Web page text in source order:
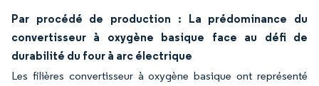
Par procédé de production : La prédominance du
convertisseur à oxygène basique face au défi de
durabilité du four à arc électrique
Les filières convertisseur à oxygène basique ont représenté